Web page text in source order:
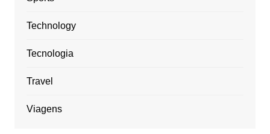
Technology
Tecnologia
Travel
Viagens